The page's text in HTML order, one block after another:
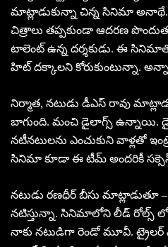
మాట్లాడుకున్నా చిన్న సినిమా అనాథే.
చిత్రాలు తప్పకుండా ఆదరణ
టాలెంట్ ఉన్న దర్శకుడు. ఈ
హిట్ దక్కాలని కోరుకుంటున్నా.
నిర్మాత, నటుడు డీఎస్ రావు
బాగుంది. మంచి డైలాగ్స్ ఉన్నాయి.
నటీనటులను ఎంచుకుని వాళ్లతో
సినిమా కూడా ఈ టీమ్ అందరికీ
నటుడు రణధీర్ బీసు
నటిస్తున్నా. సినిమాలోని లీడ్ రోల్స్ లో
నాకు నటుడిగా రెండో మూవీ.